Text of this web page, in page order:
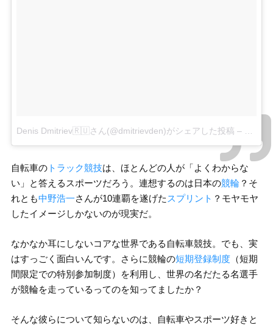
Denis Dmitriev🇷🇺さん(@dmitrievden)がシェアした投稿 –
自転車のトラック競技は、ほとんどの人が「よくわからな
い」と答えるスポーツだろう。連想するのは日本の競輪？そ
れとも中野浩一さんが10連覇を遂げた スプリント ？モヤモヤ
したイメージしかないのが現実だ。
なかなか耳にしないコアな世界である自転車競技。でも、実
はすっごく面白いんです。さらに競輪の短期登録制度（短期
間限定での特別参加制度）を利用し、世界の名だたる名選手
が競輪を走っているってのを知ってましたか？
そんな彼らについて知らないのは、自転車やスポーツ好きと